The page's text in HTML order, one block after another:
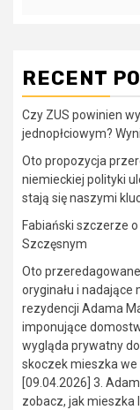
RECENT
Czy ZUS powinien
jednopłciowym?
Oto propozycja
niemieckiej polityki
stają się naszymi
Fabiański szczerze
Szczęsnym
Oto
oryginału i nadające
rezydencji Adama
imponujące
wygląda prywatny
skoczek mieszka we
[09.04.2026] 3.
zobacz, jak mieszka